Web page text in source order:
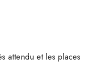
attendu et les places